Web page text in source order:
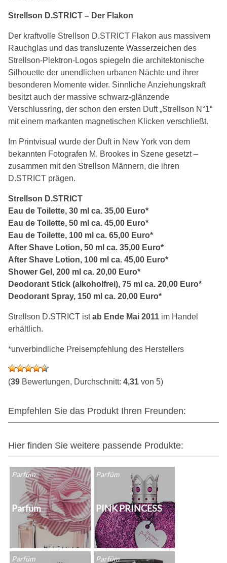
Strellson D.STRICT – Der Flakon
Der kraftvolle Strellson D.STRICT Flakon aus massivem
Rauchglas und das transluzente Wasserzeichen des
Strellson-Plektron-Logos spiegeln die architektonische
Silhouette der unendlichen urbanen Nächte und ihrer
besonderen Momente wider. Sinnliche Anziehungskraft
besitzt auch der massive schwarz-glänzende
Verschlussring, der schon den ersten Duft „Strellson N°1“
mit einem markanten magnetischen Klicken verschließt.
Im Printvisual wurde der Duft in New York von dem
bekannten Fotografen M. Brookes in Szene gesetzt –
zusammen mit den Strellson Männern, die ihren
D.STRICT prägen.
Strellson D.STRICT
Eau de Toilette, 30 ml ca. 35,00 Euro*
Eau de Toilette, 50 ml ca. 45,00 Euro*
Eau de Toilette, 100 ml ca. 65,00 Euro*
After Shave Lotion, 50 ml ca. 35,00 Euro*
After Shave Lotion, 100 ml ca. 45,00 Euro*
Shower Gel, 200 ml ca. 20,00 Euro*
Deodorant Stick (alkoholfrei), 75 ml ca. 20,00 Euro*
Deodorant Spray, 150 ml ca. 20,00 Euro*
Strellson D.STRICT istab Ende Mai 2011 im Handel
erhältlich.
*unverbindliche Preisempfehlung des Herstellers
(39 Bewertungen, Durchschnitt: 4,31 von 5)
Empfehlen Sie das Produkt Ihren Freunden:
Hier finden Sie weitere passende Produkte:
Parfüm
Parfum
Parfüm
PINK PRINCESS
Parfüm Parfüm